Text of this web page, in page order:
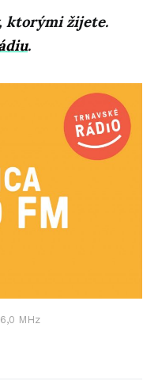
ktorými žijete.
.
MHz